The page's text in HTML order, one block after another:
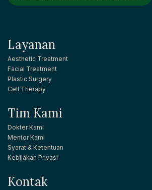
Layanan
Aesthetic Treatment
Facial Treatment
Plastic Surgery
Cell Therapy
Tim Kami
Dokter Kami
Mentor Kami
Syarat & Ketentuan
Kebijakan Privasi
Kontak